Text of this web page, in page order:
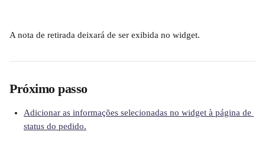
A nota de retirada deixará de ser exibida no widget.
Próximo passo
Adicionar as informações selecionadas no widget à página de
status do pedido.